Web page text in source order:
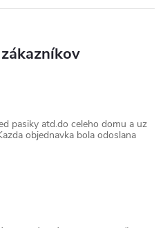
pasiky atd.do celeho domu a uz
objednavka bola odoslana